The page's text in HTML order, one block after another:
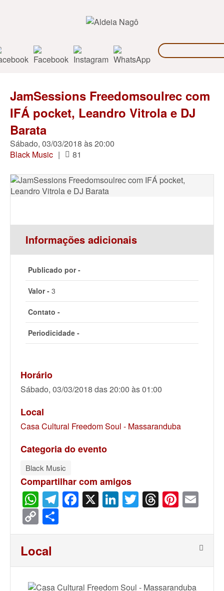
JamSessions Freedomsoulrec com
IFÁ pocket, Leandro Vitrola e DJ
Barata
Sábado, 03/03/2018 às 20:00
Black Music | 81
Informações adicionais
Publicado por -
Valor - 3
Contato -
Periodicidade -
Horário
Sábado, 03/03/2018 das 20:00 às 01:00
Local
Casa Cultural Freedom Soul - Massaranduba
Categoria do evento
Black Music
Compartilhar com amigos
WhatsApp
Telegram
Facebook
X LinkedIn
Twitter
Threads
Copy
Link
Local